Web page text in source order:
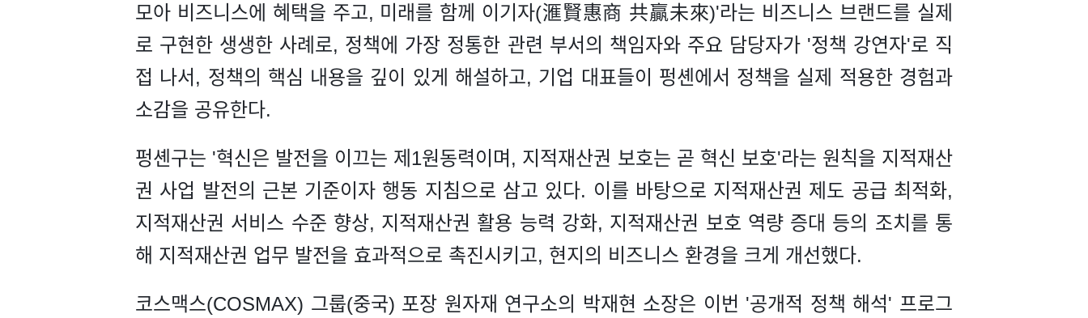
모아 비즈니스에 혜택을 주고, 미래를 함께 이기자(滙賢惠商 共贏未來)'라는 비즈니스 브랜드를 실제
로 구현한 생생한 사례로, 정책에 가장 정통한 관련 부서의 책임자와 주요 담당자가 '정책 강연자'로 직
접 나서, 정책의 핵심 내용을 깊이 있게 해설하고, 기업 대표들이 펑셴에서 정책을 실제 적용한 경험과
소감을 공유한다.
펑셴구는 '혁신은 발전을 이끄는 제1원동력이며, 지적재산권 보호는 곧 혁신 보호'라는 원칙을 지적재산
권 사업 발전의 근본 기준이자 행동 지침으로 삼고 있다. 이를 바탕으로 지적재산권 제도 공급 최적화,
지적재산권 서비스 수준 향상, 지적재산권 활용 능력 강화, 지적재산권 보호 역량 증대 등의 조치를 통
해 지적재산권 업무 발전을 효과적으로 촉진시키고, 현지의 비즈니스 환경을 크게 개선했다.
코스맥스(COSMAX) 그룹(중국) 포장 원자재 연구소의 박재현 소장은 이번 '공개적 정책 해석' 프로그